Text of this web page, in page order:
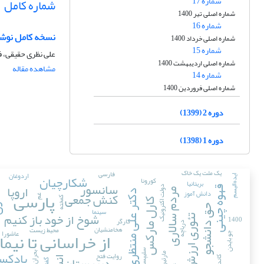
شماره اصلی تیر 1400
شماره 16
شماره اصلی خرداد 1400
شماره 15
شماره اصلی اردیبهشت 1400
شماره 14
شماره اصلی فروردین 1400
دوره 2 (1399)
دوره 1 (1398)
شماره کامل
نسخه کامل
علی نظری
مشاهده مقاله
از خراسانی تا
پارسی
شوخ از خود باز کنیم دکتر علی منتظریکنش جمعی کارل مارکسمردم سالاریحق دانشجو
اروپا شکارچیانسانسور قهوه چینی هخامنشیان
جو بایدن
محیط زیست عاشورا
روایت فتح
اردوغان
دانش آموز
کورونا
سینما دولت اکترونیک کارگر 1400
یک ملت یک خاک
غم
فارسی ایده‌الیسم بریتانیا
کمخته
دریاچه